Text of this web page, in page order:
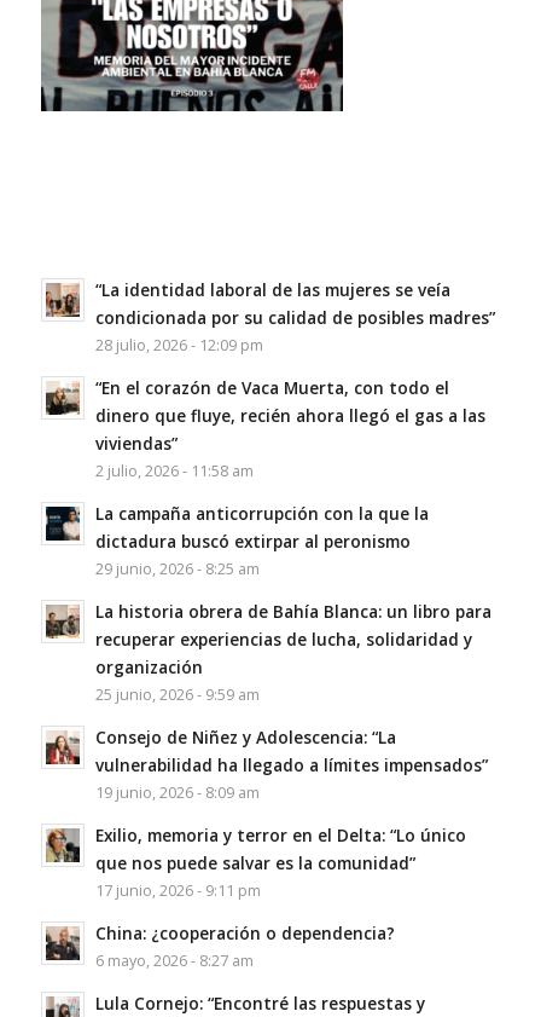
“La identidad laboral de las mujeres se veía
condicionada por su calidad de posibles madres”
28 julio, 2026 - 12:09 pm
“En el corazón de Vaca Muerta, con todo el
dinero que fluye, recién ahora llegó el gas a las
viviendas”
2 julio, 2026 - 11:58 am
La campaña anticorrupción con la que la
dictadura buscó extirpar al peronismo
29 junio, 2026 - 8:25 am
La historia obrera de Bahía Blanca: un libro para
recuperar experiencias de lucha, solidaridad y
organización
25 junio, 2026 - 9:59 am
Consejo de Niñez y Adolescencia: “La
vulnerabilidad ha llegado a límites impensados”
19 junio, 2026 - 8:09 am
Exilio, memoria y terror en el Delta: “Lo único
que nos puede salvar es la comunidad”
17 junio, 2026 - 9:11 pm
China: ¿cooperación o dependencia?
6 mayo, 2026 - 8:27 am
Lula Cornejo: “Encontré las respuestas y